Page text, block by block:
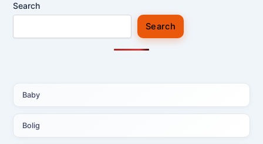
Search
Search
Baby
Bolig